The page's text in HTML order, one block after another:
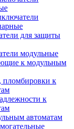
для защиты
модульные
к модульным
пломбировки к
к
автоматам